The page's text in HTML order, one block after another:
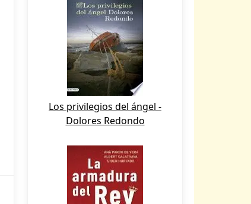
Los privilegios del ángel -
Dolores Redondo